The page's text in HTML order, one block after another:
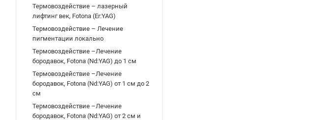
Термовоздействие – лазерный
лифтинг век, Fotona (Er:YAG)
Термовоздействие – Лечение
пигментации локально
Термовоздействие –Лечение
бородавок, Fotona (Nd:YAG) до 1 см
Термовоздействие –Лечение
бородавок, Fotona (Nd:YAG) от 1 см до 2
см
Термовоздействие –Лечение
бородавок, Fotona (Nd:YAG) от 2 см и